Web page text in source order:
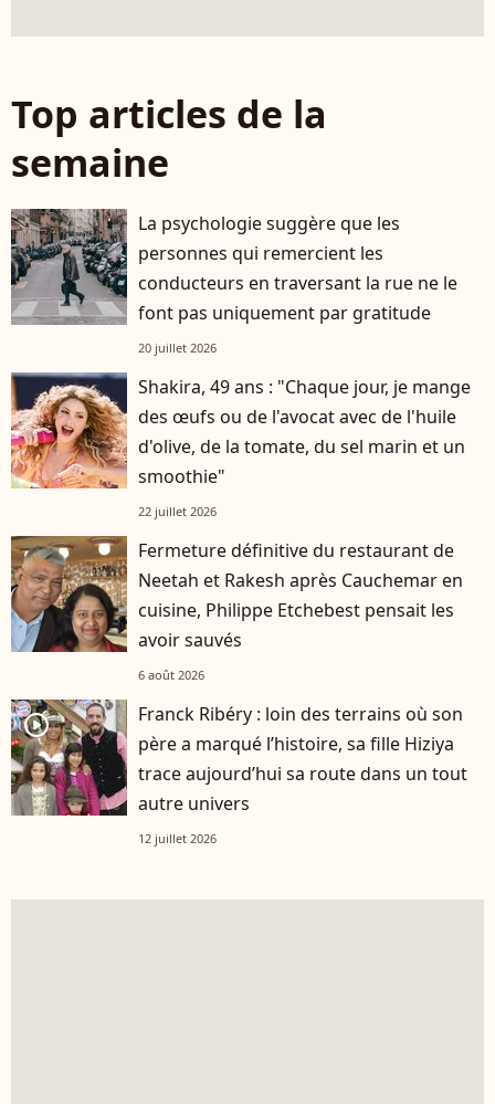
Top articles de la
semaine
La psychologie suggère que les
personnes qui remercient les
conducteurs en traversant la rue ne le
font pas uniquement par gratitude
20 juillet 2026
Shakira, 49 ans : "Chaque jour, je mange
des œufs ou de l'avocat avec de l'huile
d'olive, de la tomate, du sel marin et un
smoothie"
22 juillet 2026
Fermeture définitive du restaurant de
Neetah et Rakesh après Cauchemar en
cuisine, Philippe Etchebest pensait les
avoir sauvés
6 août 2026
player2
Franck Ribéry : loin des terrains où son
père a marqué l’histoire, sa fille Hiziya
trace aujourd’hui sa route dans un tout
autre univers
12 juillet 2026